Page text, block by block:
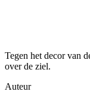
Tegen het decor van
over de ziel.
Auteur